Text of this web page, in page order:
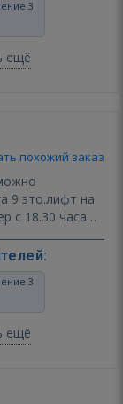
3
ещё
похожий заказ
9 это.лифт на
3
ещё